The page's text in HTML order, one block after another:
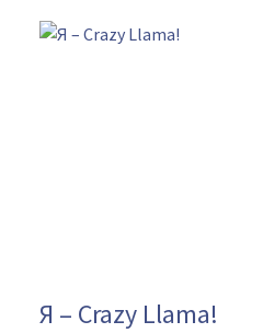
Я – Crazy Llama!